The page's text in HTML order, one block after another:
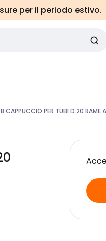
per il periodo estivo.
CAPPUCCIO PER TUBI D.20 RAME